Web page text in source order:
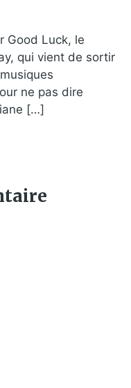
Good Luck, le
qui vient de sortir
ne pas dire
[…]